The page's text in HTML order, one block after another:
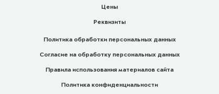
Цены
Реквизиты
Политика обработки персональных данных
Согласие на обработку персональных данных
Правила использования материалов сайта
Политика конфиденциальности